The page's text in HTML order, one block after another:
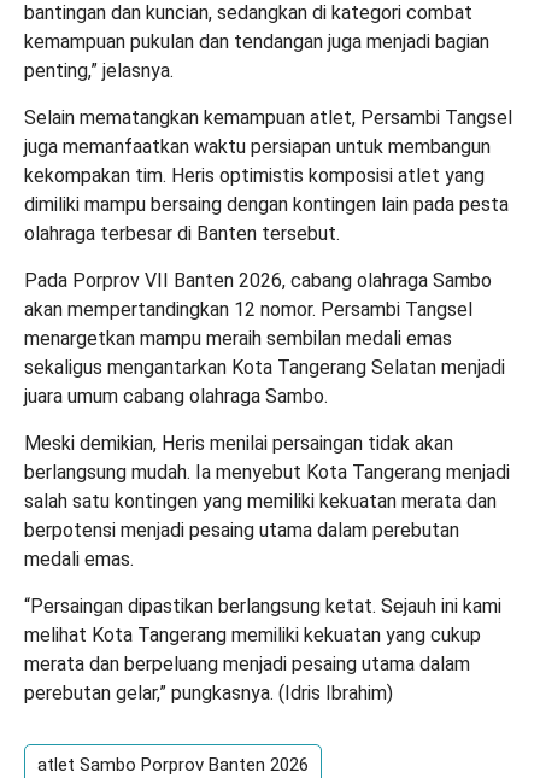
bantingan dan kuncian, sedangkan di kategori combat
kemampuan pukulan dan tendangan juga menjadi bagian
penting,” jelasnya.
Selain mematangkan kemampuan atlet, Persambi Tangsel
juga memanfaatkan waktu persiapan untuk membangun
kekompakan tim. Heris optimistis komposisi atlet yang
dimiliki mampu bersaing dengan kontingen lain pada pesta
olahraga terbesar di Banten tersebut.
Pada Porprov VII Banten 2026, cabang olahraga Sambo
akan mempertandingkan 12 nomor. Persambi Tangsel
menargetkan mampu meraih sembilan medali emas
sekaligus mengantarkan Kota Tangerang Selatan menjadi
juara umum cabang olahraga Sambo.
Meski demikian, Heris menilai persaingan tidak akan
berlangsung mudah. Ia menyebut Kota Tangerang menjadi
salah satu kontingen yang memiliki kekuatan merata dan
berpotensi menjadi pesaing utama dalam perebutan
medali emas.
“Persaingan dipastikan berlangsung ketat. Sejauh ini kami
melihat Kota Tangerang memiliki kekuatan yang cukup
merata dan berpeluang menjadi pesaing utama dalam
perebutan gelar,” pungkasnya. ( Idris Ibrahim)
atlet Sambo Porprov Banten 2026